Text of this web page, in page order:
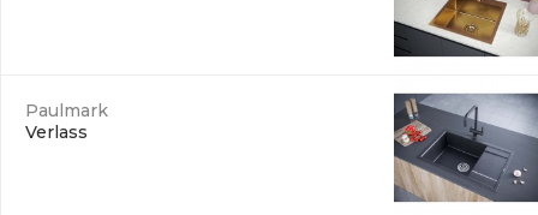
Paulmark
Verlass